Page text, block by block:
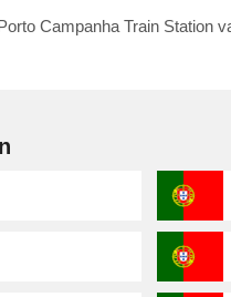
Campanha Train Station